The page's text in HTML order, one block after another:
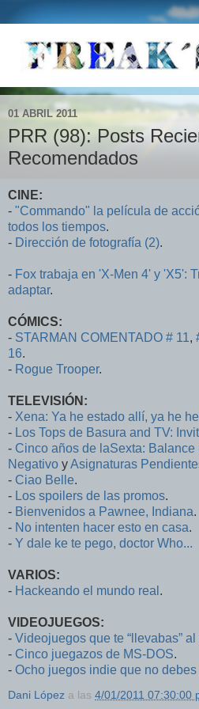
01 ABRIL 2011
PRR (98): Posts
Recomendados
CINE:
- "Commando" la película de
todos los tiempos.
- Dirección de fotografía (2).
- Fox trabaja en 'X-Men 4' y 'X5':
adaptar.
CÓMICS:
- STARMAN COMENTADO # 11,
16.
- Rogue Trooper.
TELEVISIÓN:
- Xena: Ya he estado allí, ya he
- Los Tops de Basura and TV:
- Cinco años de laSexta: Balance
Negativo yAsignaturas
- Ciao Belle.
- Los spoilers de las promos.
- Bienvenidos a Pawnee, Indiana.
- No intenten hacer esto en casa.
- Y dale ke te pego, doctor Who...
VARIOS:
- Hackeando el mundo real .
VIDEOJUEGOS:
- Videojuegos que te “llevabas”
- Cinco juegazos de MS-DOS.
- Ocho juegos indie que no
Dani López a las 4/01/2011 07:30:00